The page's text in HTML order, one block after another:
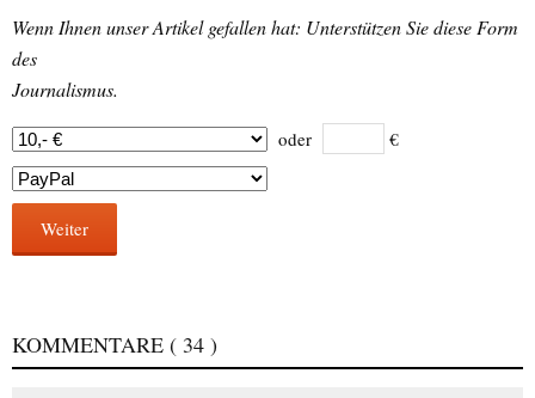
Wenn Ihnen unser Artikel gefallen hat: Unterstützen Sie diese Form
des
Journalismus.
oder €
Weiter
KOMMENTARE ( 34 )